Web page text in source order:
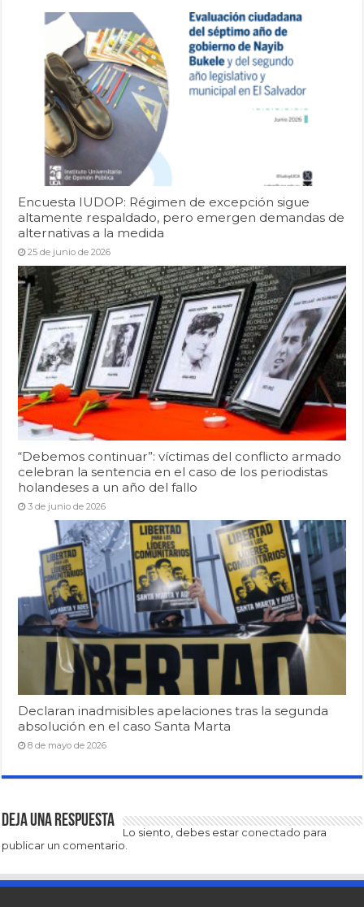
Encuesta IUDOP: Régimen de excepción sigue
altamente respaldado, pero emergen demandas de
alternativas a la medida
25 de junio de 2026
“Debemos continuar”: víctimas del conflicto armado
celebran la sentencia en el caso de los periodistas
holandeses a un año del fallo
3 de junio de 2026
Declaran inadmisibles apelaciones tras la segunda
absolución en el caso Santa Marta
8 de mayo de 2026
Deja una respuesta
Lo siento, debes estar conectado para
publicar un comentario.